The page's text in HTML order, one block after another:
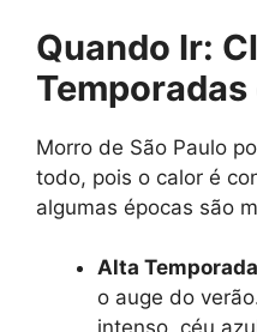
Quando Ir:
Morro de São Paulo
todo, pois o calor é
algumas épocas são
Alta
o auge do